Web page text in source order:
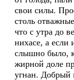
свои силы.
столь
что с утра до
нихасе, а если
слышно было,
жирной доле
угнан. Добрый